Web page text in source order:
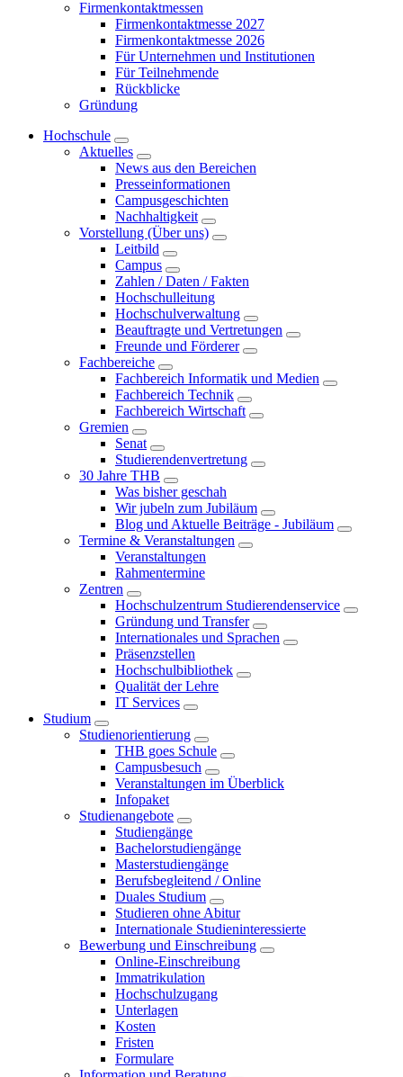
Firmenkontaktmessen
Firmenkontaktmesse 2027
Firmenkontaktmesse 2026
Für Unternehmen und Institutionen
Für Teilnehmende
Rückblicke
Gründung
Hochschule
Aktuelles
News aus den Bereichen
Presseinformationen
Campusgeschichten
Nachhaltigkeit
Vorstellung (Über uns)
Leitbild
Campus
Zahlen / Daten / Fakten
Hochschulleitung
Hochschulverwaltung
Beauftragte und Vertretungen
Freunde und Förderer
Fachbereiche
Fachbereich Informatik und Medien
Fachbereich Technik
Fachbereich Wirtschaft
Gremien
Senat
Studierendenvertretung
30 Jahre THB
Was bisher geschah
Wir jubeln zum Jubiläum
Blog und Aktuelle Beiträge - Jubiläum
Termine & Veranstaltungen
Veranstaltungen
Rahmentermine
Zentren
Hochschulzentrum Studierendenservice
Gründung und Transfer
Internationales und Sprachen
Präsenzstellen
Hochschulbibliothek
Qualität der Lehre
IT Services
Studium
Studienorientierung
THB goes Schule
Campusbesuch
Veranstaltungen im Überblick
Infopaket
Studienangebote
Studiengänge
Bachelorstudiengänge
Masterstudiengänge
Berufsbegleitend / Online
Duales Studium
Studieren ohne Abitur
Internationale Studieninteressierte
Bewerbung und Einschreibung
Online-Einschreibung
Immatrikulation
Hochschulzugang
Unterlagen
Kosten
Fristen
Formulare